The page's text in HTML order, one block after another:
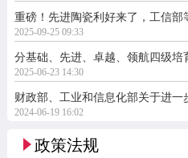
重磅！先进陶瓷利好来了，工信部
2025-09-25 09:33
2025-06-23 14:30
2024-06-19 16:02
政策法规